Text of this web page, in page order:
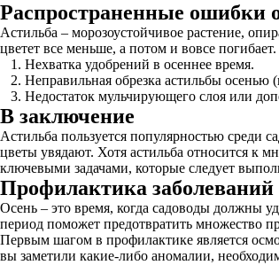
Распространенные ошибки
Астильба – морозоустойчивое растение,
цветет все меньше, а потом и вовсе
Нехватка удобрений в осеннее время.
Неправильная обрезка астильбы осенью
Недостаток мульчирующего слоя или
В заключение
Астильба пользуется популярностью среди
цветы увядают. Хотя астильба относится к
ключевыми задачами, которые следует
Профилактика заболеваний
Осень – это время, когда садоводы должны
период поможет предотвратить множество
Первым шагом в профилактике является
вы заметили какие-либо аномалии,